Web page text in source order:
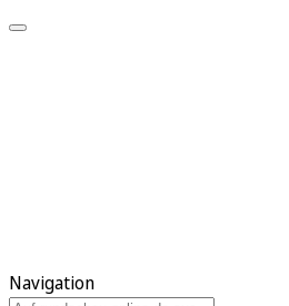
Navigation